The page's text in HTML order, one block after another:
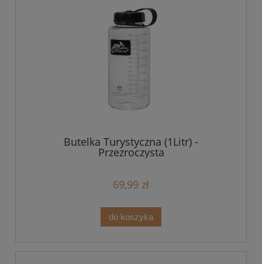
Butelka Turystyczna (1Litr) -
Przezroczysta
69,99 zł
do koszyka